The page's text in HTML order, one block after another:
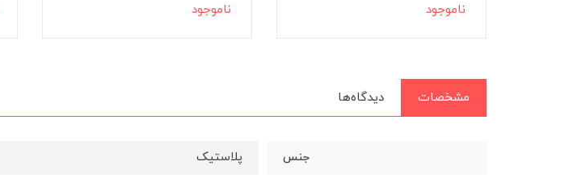
ناموجود ناموجود
مشخصات دیدگاه‌ها
جنس پلاستیک